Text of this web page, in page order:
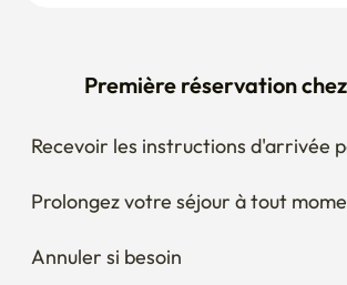
Recevoir les instructions d'arrivée
Prolongez votre séjour à tout
Annuler si besoin
Comment obtenir les documents